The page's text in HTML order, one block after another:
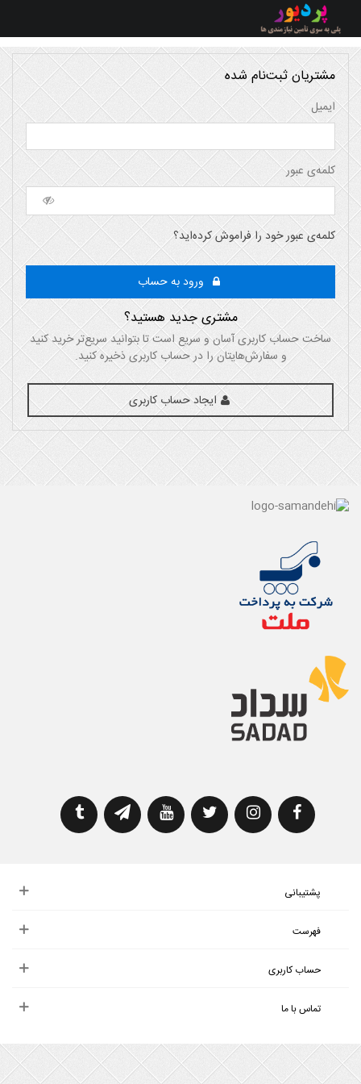
مشتریان ثبت‌نام شده
ایمیل
کلمه‌ی عبور
کلمه‌ی عبور خود را فراموش کرده‌اید؟
مشتری جدید هستید؟
ساخت حساب کاربری آسان و سریع است تا بتوانید سریع‌تر خرید کنید
و سفارش‌هایتان را در حساب کاربری ذخیره کنید.
ایجاد حساب کاربری
پشتیبانی
فهرست
حساب کاربری
تماس با ما